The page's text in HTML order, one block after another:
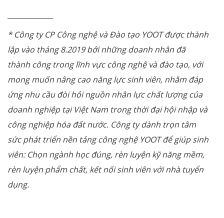
* Công ty CP Công nghệ và Đào tạo YOOT được thành
lập vào tháng 8.2019 bởi những doanh nhân đã
thành công trong lĩnh vực công nghệ và đào tạo, với
mong muốn nâng cao năng lực sinh viên, nhằm đáp
ứng nhu cầu đòi hỏi nguồn nhân lực chất lượng của
doanh nghiệp tại Việt Nam trong thời đại hội nhập và
công nghiệp hóa đất nước. Công ty dành trọn tâm
sức phát triển nền tảng công nghệ YOOT để giúp sinh
viên: Chọn ngành học đúng, rèn luyện kỹ năng mềm,
rèn luyện phẩm chất, kết nối sinh viên với nhà tuyển
dụng.